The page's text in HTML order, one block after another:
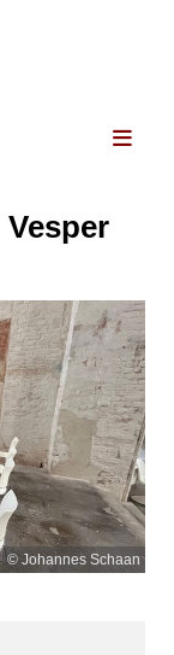
© Johannes Schaan